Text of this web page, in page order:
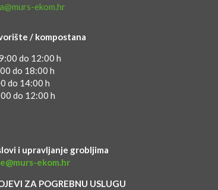
ekom.hr
/ kompostana
do 12:00 h
do 18:00 h
do 14:00 h
do 12:00 h
i upravljanje grobljima
ekom.hr
ZA POGREBNU USLUGU